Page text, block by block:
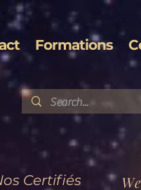
Formations
Certifiés